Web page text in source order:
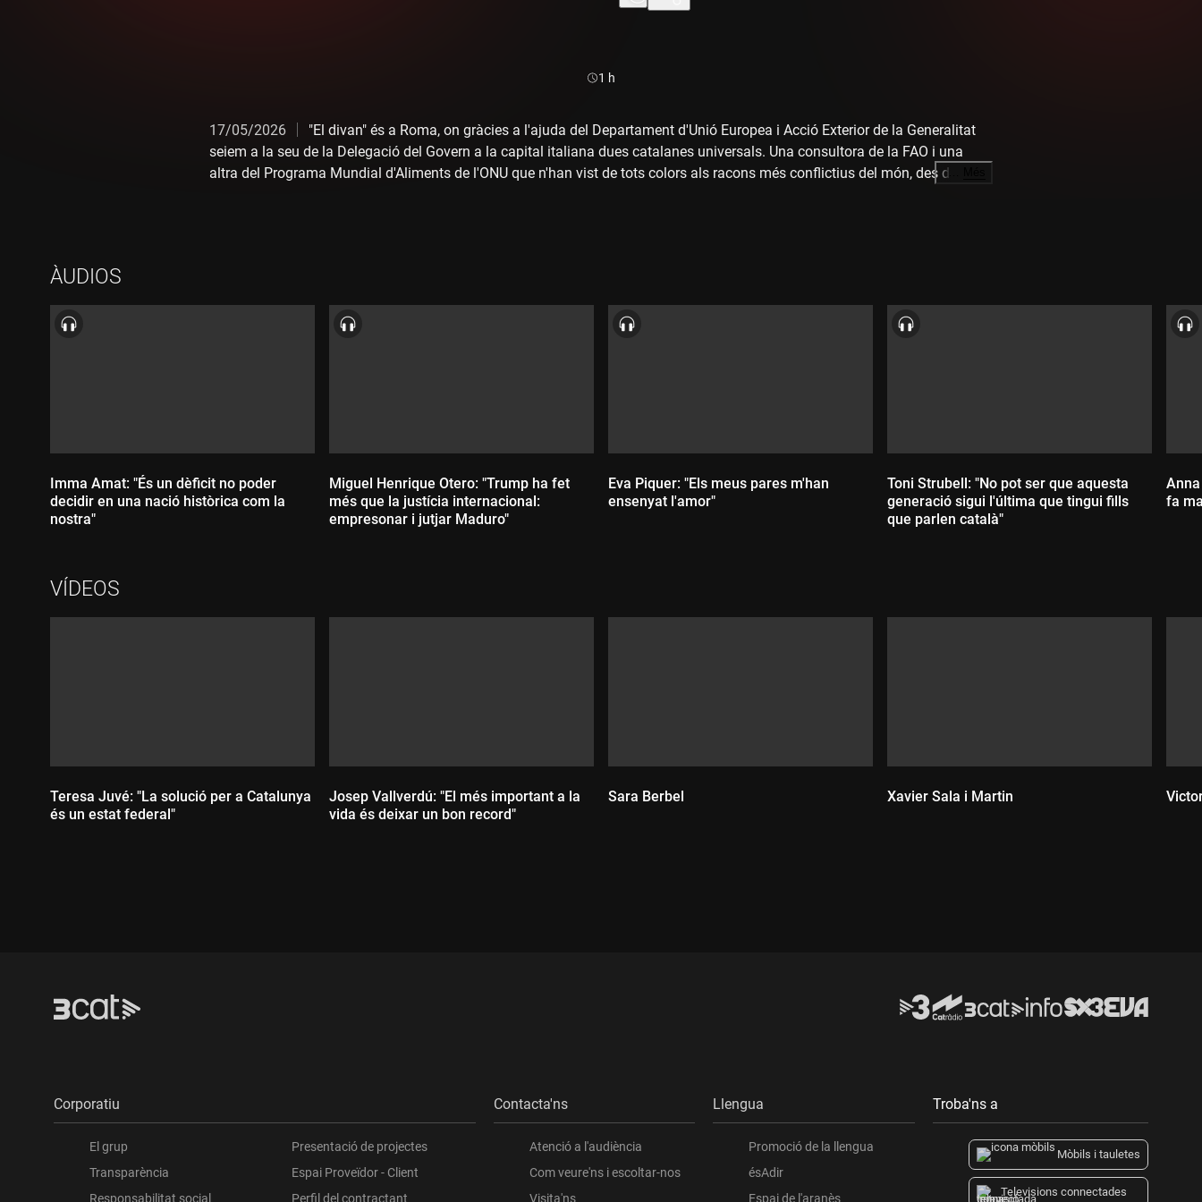
Durada:
1 h
17/05/2026
"El divan" és a Roma, on gràcies a l'ajuda del Departament d'Unió Europea i Acció Exterior de la Generalitat
seiem a la seu de la Delegació del Govern a la capital italiana dues catalanes universals. Una consultora de la FAO i una
altra del Programa Mundial d'Aliments de l'ONU que n'han vist de tots colors als racons més conflictius del món, des del
ÀUDIOS
Imma Amat: "És un dèficit no poder
decidir en una nació històrica com la
nostra"
Durada:
Miguel Henrique Otero: "Trump ha fet
més que la justícia internacional:
empresonar i jutjar Maduro"
Eva Piquer: "Els meus pares m'han
ensenyat l'amor"
Toni Strubell: "No pot ser que aquesta
generació sigui l'última que tingui fills
que parlen català"
fa
VÍDEOS
Teresa Juvé: "La solució per a Catalunya
és un estat federal"
Josep Vallverdú: "El més important a la
vida és deixar un bon record"
Sara Berbel Xavier Sala i Martin
Corporatiu
El grup
Transparència
Responsabilitat social
Presentació de projectes
Espai Proveïdor - Client
Perfil del contractant
Contacta'ns
Atenció a l'audiència
Com veure'ns i escoltar-nos
Visita'ns
Llengua
Promoció de la llengua
ésAdir
Espai de l'aranès
Troba'ns a
Mòbils i tauletes
Televisions connectades